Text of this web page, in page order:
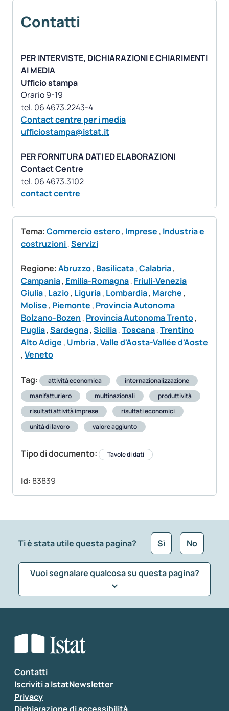
Contatti
PER INTERVISTE, DICHIARAZIONI E CHIARIMENTI
AI MEDIA
Ufficio stampa
Orario 9-19
Contact centre per i media
ufficiostampa@istat.it
PER FORNITURA DATI ED ELABORAZIONI
Contact Centre
contact centre
Tema:Commercio estero, Imprese , Industria e
costruzioni,Servizi
Regione:Abruzzo, Basilicata,Calabria,
Campania, Emilia-Romagna, Friuli-Venezia
Giulia, Lazio, Liguria, Lombardia, Marche ,
Molise , Piemonte , Provincia Autonoma
Bolzano-Bozen , Provincia Autonoma Trento,
Puglia,Sardegna,Sicilia,Toscana,Trentino
Alto Adige , Umbria,Valle d'Aosta-Vallée d'Aoste
,Veneto
Tag: attività economica
internazionalizzazione
manifatturiero
multinazionali
produttività
risultati attività imprese
risultati economici
unità di lavoro
valore aggiunto
Tipo di documento: Tavole di dati
Id: 83839
Ti è stata utile questa pagina? Sì No
Vuoi segnalare qualcosa su questa pagina?
Seleziona la tipologia della segnalazione
Inserisci il tuo commento
Contatti
Iscriviti a IstatNewsletter
Privacy
Dichiarazione di accessibilità